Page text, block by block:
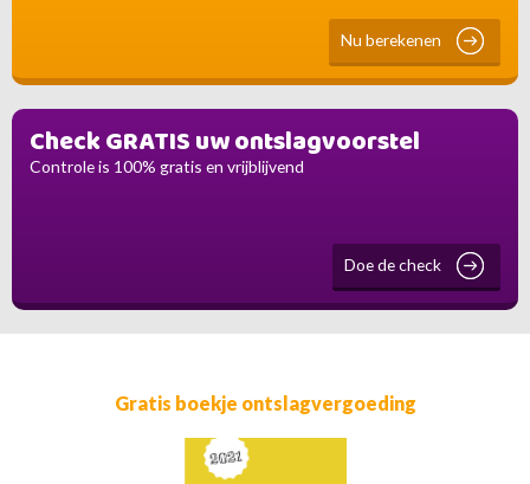
Nu berekenen
Check GRATIS uw ontslagvoorstel
Controle is 100% gratis en vrijblijvend
Doe de check
Gratis boekje ontslagvergoeding